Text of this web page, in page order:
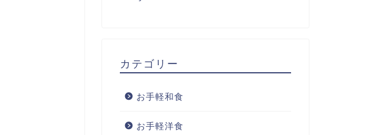
カテゴリー
お手軽和食
お手軽洋食